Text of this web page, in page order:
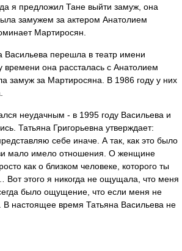
я предложил Тане выйти замуж, она
замужем за актером Анатолием
Мартиросян.
Васильева перешла в театр имени
времени она рассталась с Анатолием
замуж за Мартиросяна. В 1986 году у них
неудачным - в 1995 году Васильева и
Татьяна Григорьевна утверждает:
себе иначе. А так, как это было
мало имело отношения. О женщине
как о близком человеке, которого ты
этого я никогда не ощущала, что меня
было ощущение, что если меня не
В настоящее время Татьяна Васильева не